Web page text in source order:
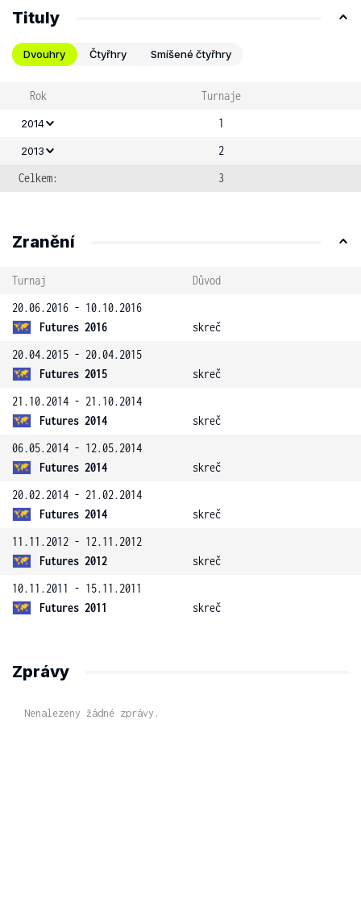
Tituly
Dvouhry Čtyřhry Smíšené čtyřhry
Rok Turnaje
2014 1
2013
2
Celkem:
3
Zranění
Turnaj
Důvod
20.06.2016 - 10.10.2016
Futures 2016
skreč
20.04.2015 - 20.04.2015
Futures 2015
skreč
21.10.2014 - 21.10.2014
Futures 2014
skreč
06.05.2014 - 12.05.2014
Futures 2014
skreč
20.02.2014 - 21.02.2014
Futures 2014
skreč
11.11.2012 - 12.11.2012
Futures 2012
skreč
10.11.2011 - 15.11.2011
Futures 2011
skreč
Zprávy
Nenalezeny žádné zprávy.